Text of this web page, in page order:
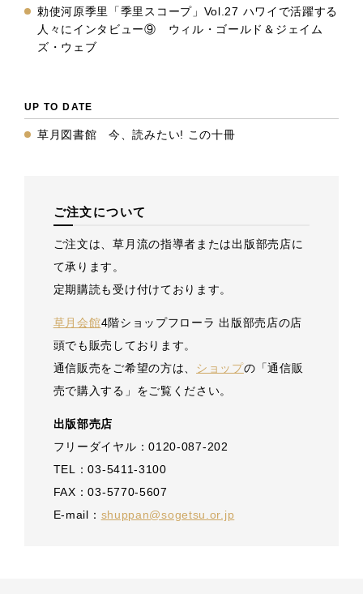
勅使河原季里「季里スコープ」Vol.27 ハワイで活躍する
人々にインタビュー⑨ ウィル・ゴールド＆ジェイム
ズ・ウェブ
UP TO DATE
草月図書館 今、読みたい! この十冊
ご注文について
ご注文は、草月流の指導者または出版部売店に
て承ります。
定期購読も受け付けております。
草月会館4階ショップフローラ 出版部売店の店
頭でも販売しております。
通信販売をご希望の方は、 ショップの「通信販
売で購入する」をご覧ください。
出版部売店
フリーダイヤル：0120-087-202
TEL：03-5411-3100
FAX：03-5770-5607
E-mail： shuppan@sogetsu.or.jp